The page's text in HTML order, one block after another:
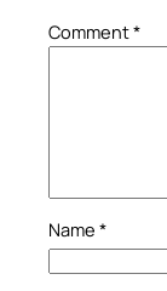
Comment*
Name *